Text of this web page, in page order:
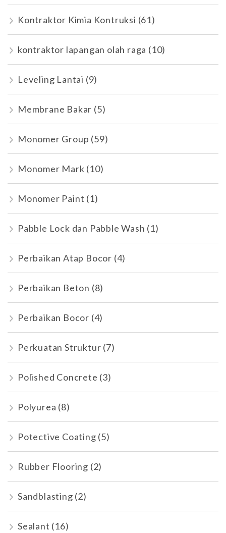
Kontraktor Kimia Kontruksi (61)
kontraktor lapangan olah raga (10)
Leveling Lantai (9)
Membrane Bakar (5)
Monomer Group (59)
Monomer Mark (10)
Monomer Paint (1)
Pabble Lock dan Pabble Wash (1)
Perbaikan Atap Bocor (4)
Perbaikan Beton (8)
Perbaikan Bocor (4)
Perkuatan Struktur (7)
Polished Concrete (3)
Polyurea (8)
Potective Coating (5)
Rubber Flooring (2)
Sandblasting (2)
Sealant (16)